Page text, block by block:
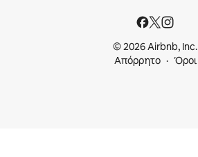
© 2026 Airbnb, Inc.
Απόρρητο
Όροι